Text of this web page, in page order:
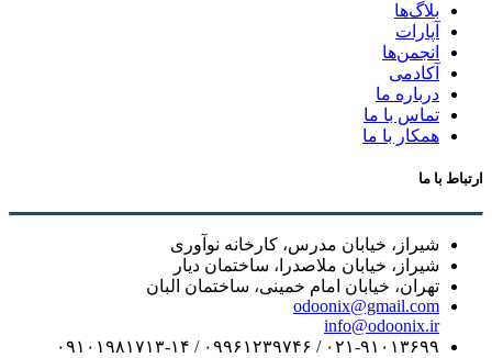
بلاگ‌ها
آپارات
انجمن‌ها
آکادمی
درباره ما
تماس با ما
همکار با ما
ارتباط با ما
شیراز، خیابان مدرس، کارخانه نوآوری
شیراز، خیابان ملاصدرا، ساختمان دیار
تهران، خیابان امام خمینی، ساختمان البان
odoonix@gmail.com
info@odoonix.ir
۰۲۱-۹۱۰۱۳۶۹۹ / ۰۹۹۶۱۲۳۹۷۴۶ / ۰۹۱۰۱۹۸۱۷۱۳-۱۴